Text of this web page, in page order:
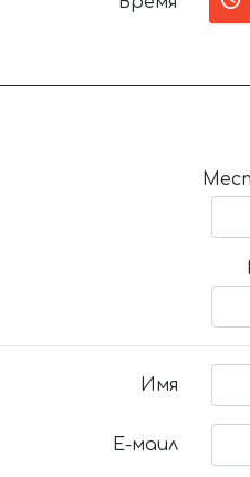
Имя
Е-маил